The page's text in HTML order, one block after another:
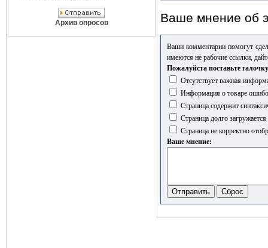
Архив опросов Ваше мнение об
Ваши комментарии помогут
имеются не рабочие ссылки,
Пожалуйста поставьте
Отсутствует важная
Информация о товаре
Страница содержит
Страница долго загружается
Страница не корректно
Ваше мнение: